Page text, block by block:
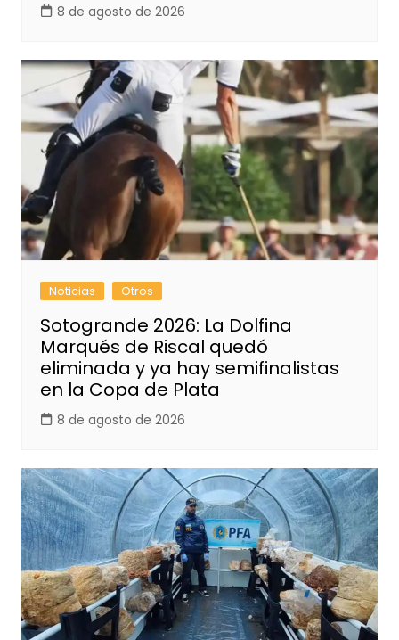
8 de agosto de 2026
Noticias Otros
Sotogrande 2026: La Dolfina
Marqués de Riscal quedó
eliminada y ya hay semifinalistas
en la Copa de Plata
8 de agosto de 2026